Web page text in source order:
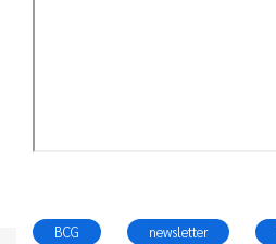
BCG newsletter